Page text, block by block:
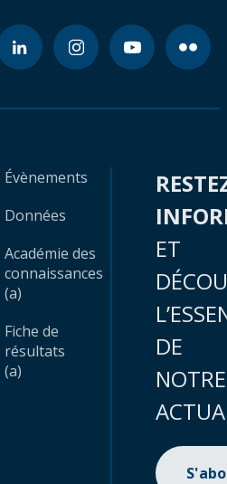
Évènements
Données
Académie des
connaissances
(a)
Fiche de
résultats
(a)
ET
DE
NOTRE